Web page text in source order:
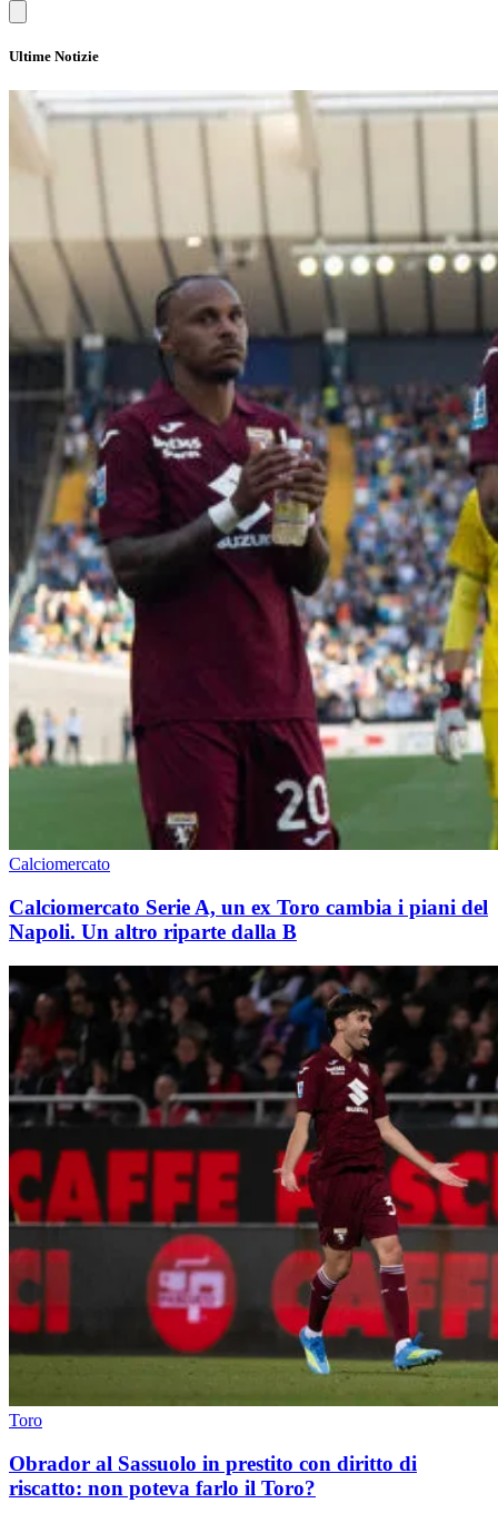
Ultime Notizie
Calciomercato
Calciomercato Serie A, un ex Toro cambia i piani del
Napoli. Un altro riparte dalla B
Toro
Obrador al Sassuolo in prestito con diritto di
riscatto: non poteva farlo il Toro?